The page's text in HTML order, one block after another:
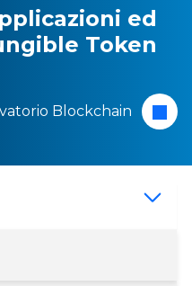
ed
Token
Blockchain